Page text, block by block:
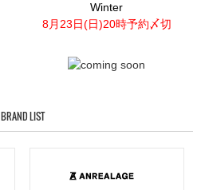
Winter
8月23日(日)20時予約〆切
BRAND LIST